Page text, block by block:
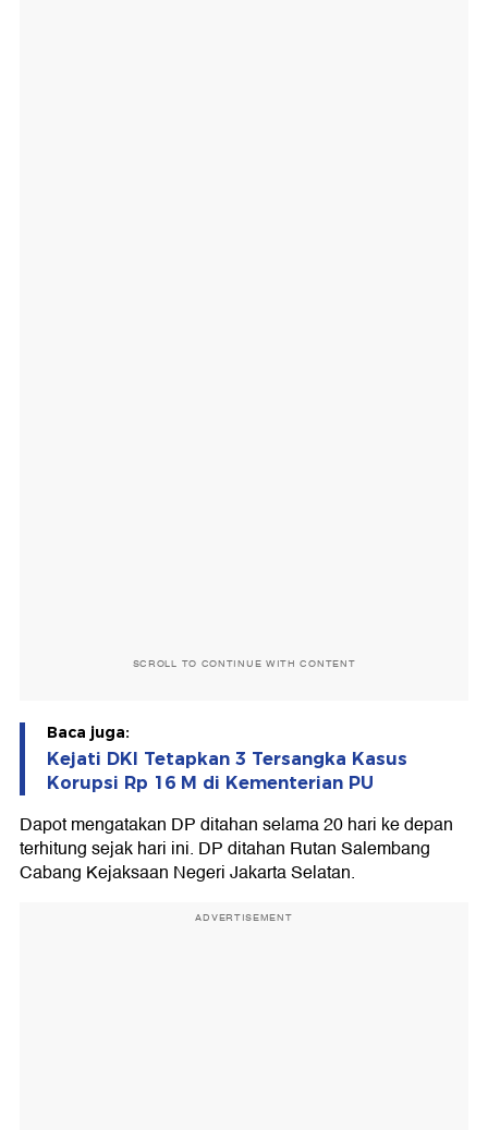
SCROLL TO CONTINUE WITH CONTENT
Baca juga:
Kejati DKI Tetapkan 3 Tersangka Kasus
Korupsi Rp 16 M di Kementerian PU
Dapot mengatakan DP ditahan selama 20 hari ke depan
terhitung sejak hari ini. DP ditahan Rutan Salembang
Cabang Kejaksaan Negeri Jakarta Selatan.
ADVERTISEMENT